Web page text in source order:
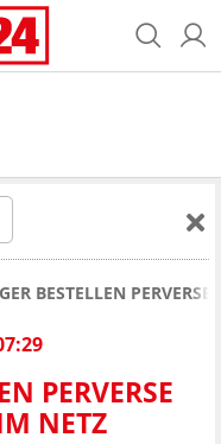
BESTELLEN
PERVERSE
NETZ